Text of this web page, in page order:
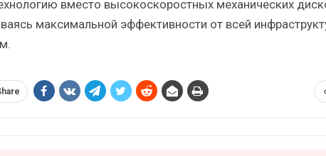
вместо высокоскоростных механических
максимальной эффективности от всей